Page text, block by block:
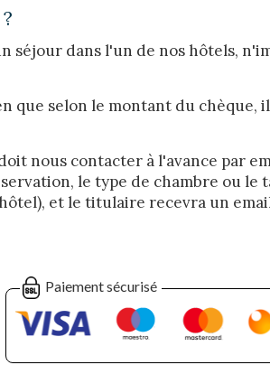
séjour dans l'un de nos hôtels,
selon le montant du chèque,
nous contacter à l'avance par
le type de chambre ou le
et le titulaire recevra un
Paiement sécurisé